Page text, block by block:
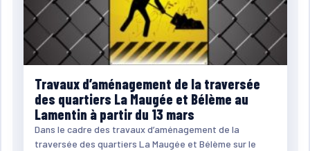
Travaux d’aménagement de la traversée
des quartiers La Maugée et Bélème au
Lamentin à partir du 13 mars
Dans le cadre des travaux d’aménagement de la
traversée des quartiers La Maugée et Bélème sur le